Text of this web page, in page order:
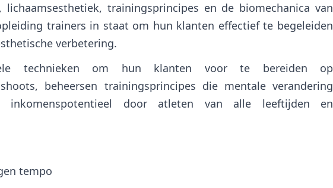
trainingsprincipes en de biomechanica van
trainers in staat om hun klanten effectief te begeleiden
verbetering.
technieken om hun klanten voor te bereiden op
beheersen trainingsprincipes die mentale verandering
inkomenspotentieel door atleten van alle leeftijden en
tempo